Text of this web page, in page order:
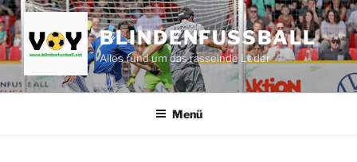
Zum
Inhalt
springen
BLINDENFUSSBALL
Alles rund um das rasselnde Leder
Menü